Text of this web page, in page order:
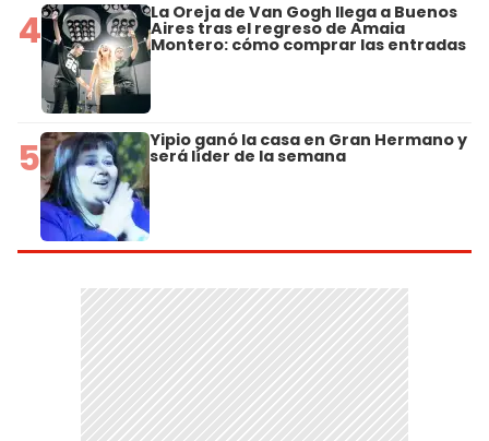
4 La Oreja de Van Gogh llega a Buenos
Aires tras el regreso de Amaia
Montero: cómo comprar las entradas
5 Yipio ganó la casa en Gran Hermano y
será líder de la semana